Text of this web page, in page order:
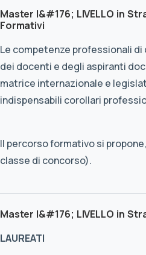
Master I&#176; LIVELLO in
Formativi
Le competenze professionali
dei docenti e degli aspiranti
matrice internazionale e
indispensabili corollari
Il percorso formativo si
classe di concorso).
Master I&#176; LIVELLO in
LAUREATI